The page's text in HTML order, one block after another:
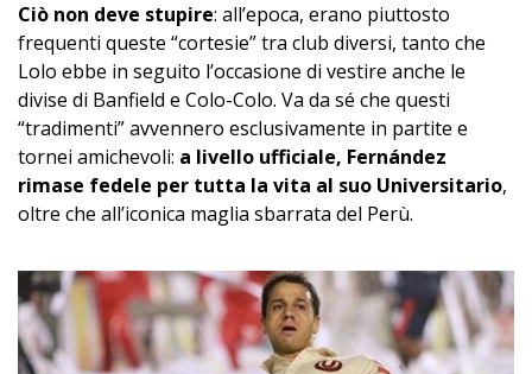
Ciò non deve stupire: all’epoca, erano piuttosto
frequenti queste “cortesie” tra club diversi, tanto che
Lolo ebbe in seguito l’occasione di vestire anche le
divise di Banfield e Colo-Colo. Va da sé che questi
“tradimenti” avvennero esclusivamente in partite e
tornei amichevoli: a livello ufficiale, Fernández
rimase fedele per tutta la vita al suo Universitario,
oltre che all’iconica maglia sbarrata del Perù.